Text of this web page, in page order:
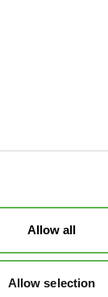
Allow all
Allow selection